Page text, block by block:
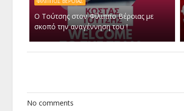
Ο Τούτσης στον Φίλιππο Βέροιας με
σκοπό την αναγέννηση του !
No comments